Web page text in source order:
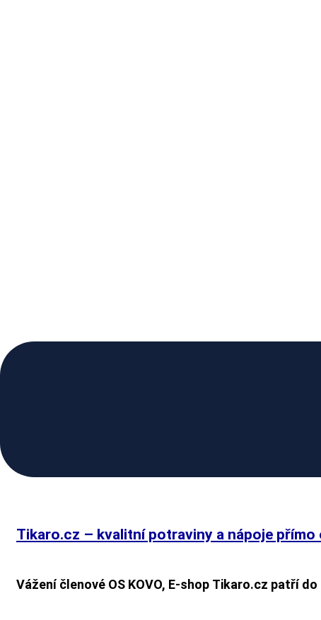
Tikaro.cz – kvalitní potraviny a nápoje přímo
Vážení členové OS KOVO, E-shop Tikaro.cz patří do